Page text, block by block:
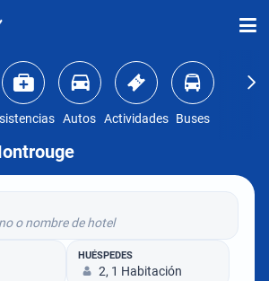
Autos Actividades Buses
o nombre de hotel
HUÉSPEDES
2, 1 Habitación